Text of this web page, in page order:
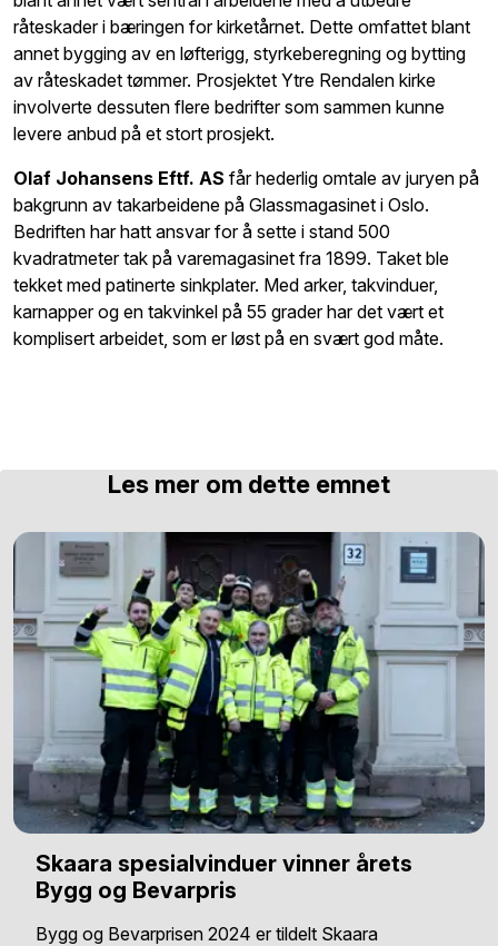
råteskader i bæringen for kirketårnet. Dette omfattet blant
annet bygging av en løfterigg, styrkeberegning og bytting
av råteskadet tømmer. Prosjektet Ytre Rendalen kirke
involverte dessuten flere bedrifter som sammen kunne
levere anbud på et stort prosjekt.
Olaf Johansens Eftf. AS får hederlig omtale av juryen på
bakgrunn av takarbeidene på Glassmagasinet i Oslo.
Bedriften har hatt ansvar for å sette i stand 500
kvadratmeter tak på varemagasinet fra 1899. Taket ble
tekket med patinerte sinkplater. Med arker, takvinduer,
karnapper og en takvinkel på 55 grader har det vært et
komplisert arbeidet, som er løst på en svært god måte.
Les mer om dette emnet
Skaara spesialvinduer vinner årets
Bygg og Bevarpris
Bygg og Bevarprisen 2024 er tildelt Skaara